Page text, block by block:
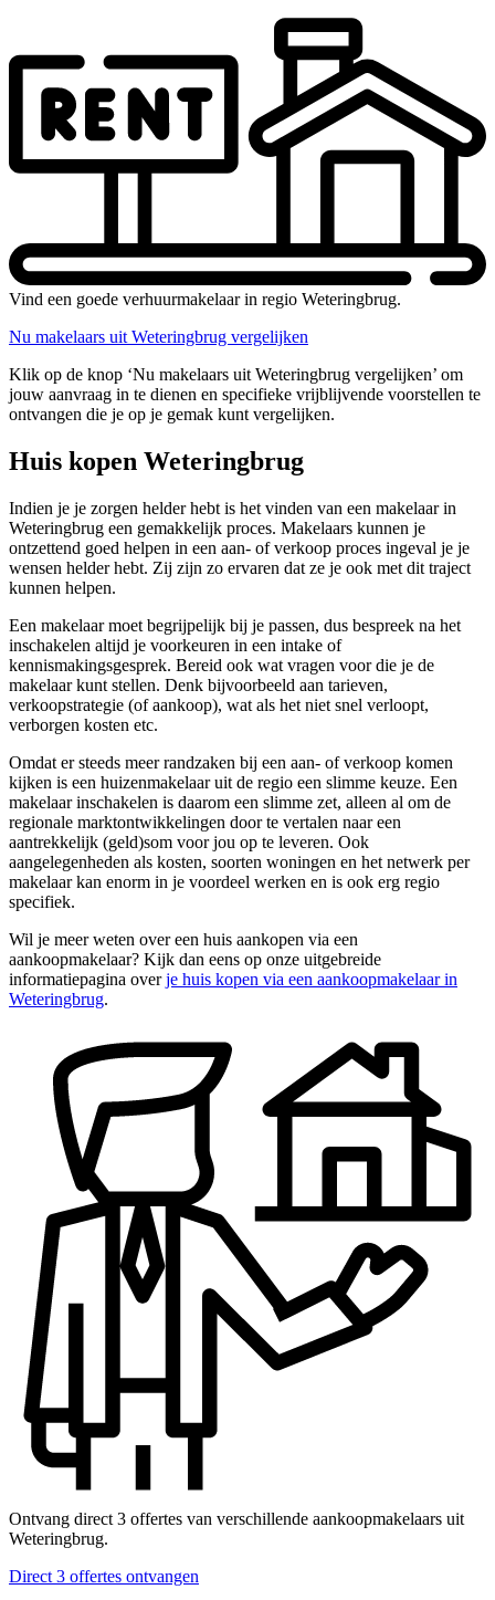
Vind een goede verhuurmakelaar in regio Weteringbrug.
Nu makelaars uit Weteringbrug vergelijken
Klik op de knop ‘Nu makelaars uit Weteringbrug vergelijken’ om
jouw aanvraag in te dienen en specifieke vrijblijvende voorstellen te
ontvangen die je op je gemak kunt vergelijken.
Huis kopen Weteringbrug
Indien je je zorgen helder hebt is het vinden van een makelaar in
Weteringbrug een gemakkelijk proces. Makelaars kunnen je
ontzettend goed helpen in een aan- of verkoop proces ingeval je je
wensen helder hebt. Zij zijn zo ervaren dat ze je ook met dit traject
kunnen helpen.
Een makelaar moet begrijpelijk bij je passen, dus bespreek na het
inschakelen altijd je voorkeuren in een intake of
kennismakingsgesprek. Bereid ook wat vragen voor die je de
makelaar kunt stellen. Denk bijvoorbeeld aan tarieven,
verkoopstrategie (of aankoop), wat als het niet snel verloopt,
verborgen kosten etc.
Omdat er steeds meer randzaken bij een aan- of verkoop komen
kijken is een huizenmakelaar uit de regio een slimme keuze. Een
makelaar inschakelen is daarom een slimme zet, alleen al om de
regionale marktontwikkelingen door te vertalen naar een
aantrekkelijk (geld)som voor jou op te leveren. Ook
aangelegenheden als kosten, soorten woningen en het netwerk per
makelaar kan enorm in je voordeel werken en is ook erg regio
specifiek.
Wil je meer weten over een huis aankopen via een
aankoopmakelaar? Kijk dan eens op onze uitgebreide
informatiepagina overje huis kopen via een aankoopmakelaar in
Weteringbrug.
Ontvang direct 3 offertes van verschillende aankoopmakelaars uit
Weteringbrug.
Direct 3 offertes ontvangen